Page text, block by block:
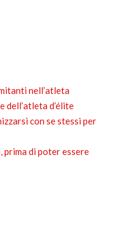
nell’atleta
dell’atleta d’élite
con se stessi per
prima di poter essere